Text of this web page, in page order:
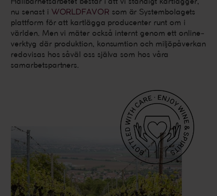
nu senast i WORLDFAVOR som är Systembolagets
plattform för att kartlägga producenter runt om i
världen. Men vi mäter också internt genom ett online-
verktyg där produktion, konsumtion och miljöpåverkan
redovisas hos såväl oss själva som hos våra
samarbetspartners.